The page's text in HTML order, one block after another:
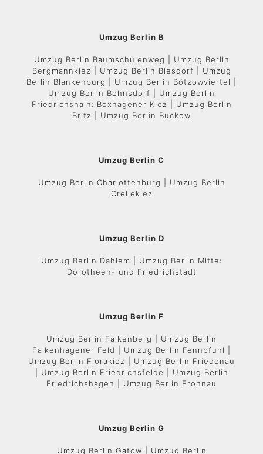
Umzug Berlin B
Umzug Berlin Baumschulenweg | Umzug Berlin
Bergmannkiez | Umzug Berlin Biesdorf | Umzug
Berlin Blankenburg | Umzug Berlin Bötzowviertel |
Umzug Berlin Bohnsdorf | Umzug Berlin
Friedrichshain: Boxhagener Kiez | Umzug Berlin
Britz | Umzug Berlin Buckow
Umzug Berlin C
Umzug Berlin Charlottenburg | Umzug Berlin
Crellekiez
Umzug Berlin D
Umzug Berlin Dahlem | Umzug Berlin Mitte:
Dorotheen- und Friedrichstadt
Umzug Berlin F
Umzug Berlin Falkenberg | Umzug Berlin
Falkenhagener Feld | Umzug Berlin Fennpfuhl |
Umzug Berlin Florakiez | Umzug Berlin Friedenau
| Umzug Berlin Friedrichsfelde | Umzug Berlin
Friedrichshagen | Umzug Berlin Frohnau
Umzug Berlin G
Umzug Berlin Gatow | Umzug Berlin